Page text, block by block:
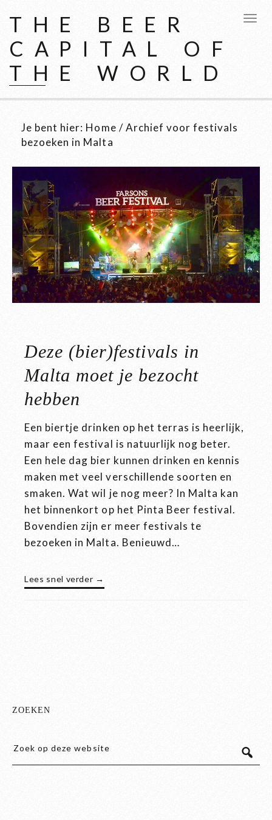
THE BEER
CAPITAL OF
THE WORLD
Je bent hier: Home /Archief voor festivals
bezoeken in Malta
Deze (bier)festivals in
Malta moet je bezocht
hebben
Een biertje drinken op het terras is heerlijk,
maar een festival is natuurlijk nog beter.
Een hele dag bier kunnen drinken en kennis
maken met veel verschillende soorten en
smaken. Wat wil je nog meer? In Malta kan
het binnenkort op het Pinta Beer festival.
Bovendien zijn er meer festivals te
bezoeken in Malta. Benieuwd…
Lees snel verder →
ZOEKEN